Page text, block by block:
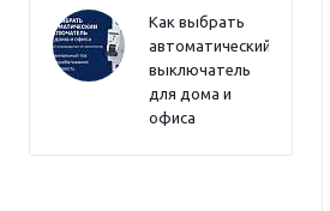
Как выбрать
автоматический
выключатель
для дома и
офиса